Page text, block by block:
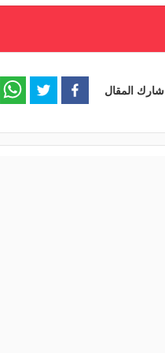
شارك المقال